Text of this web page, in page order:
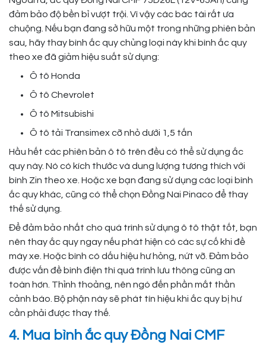
đảm bảo độ bền bỉ vượt trội. Vì vậy các bác tài rất ưa
chuộng. Nếu bạn đang sở hữu một trong những phiên bản
sau, hãy thay bình ắc quy chủng loại này khi bình ắc quy
theo xe đã giảm hiệu suất sử dụng:
Ô tô Honda
Ô tô Chevrolet
Ô tô Mitsubishi
Ô tô tải Transimex cỡ nhỏ dưới 1,5 tấn
Hầu hết các phiên bản ô tô trên đều có thể sử dụng ắc
quy này. Nó có kích thước và dung lượng tương thích với
bình Zin theo xe. Hoặc xe bạn đang sử dụng các loại bình
ắc quy khác, cũng có thể chọn Đồng Nai Pinaco để thay
thế sử dụng.
Để đảm bảo nhất cho quá trình sử dụng ô tô thật tốt, bạn
nên thay ắc quy ngay nếu phát hiện có các sự cố khi đề
máy xe. Hoặc bình có dấu hiệu hư hỏng, nứt vỡ. Đảm bảo
được vấn đề bình điện thì quá trình lưu thông cũng an
toàn hơn. Thỉnh thoảng, nên ngó đến phần mắt thần
cảnh báo. Bộ phận này sẽ phát tín hiệu khi ắc quy bị hư
cần phải được thay thế.
4. Mua bình ắc quy Đồng Nai CMF